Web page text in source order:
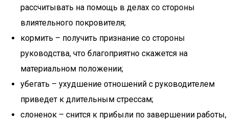
рассчитывать на помощь в делах со стороны
влиятельного покровителя;
кормить – получить признание со стороны
руководства, что благоприятно скажется на
материальном положении;
убегать – ухудшение отношений с руководителем
приведет к длительным стрессам;
слоненок – снится к прибыли по завершении работы,